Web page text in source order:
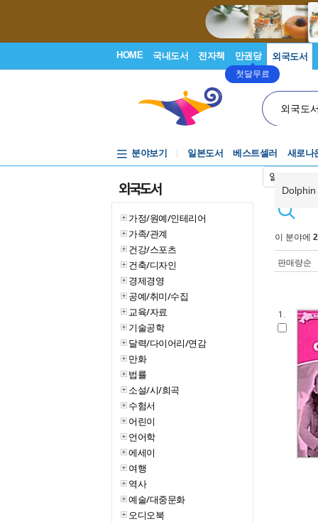
HOME 국내도서 전자책 만권당
첫달무료
외국도서
외국도
일본어입력
분야보기 일본도서 베스트셀러 새로나
외국도서
가정/원예/인테리어
가족/관계
건강/스포츠
건축/디자인
경제경영
공예/취미/수집
교육/자료
기술공학
달력/다이어리/연감
만화
법률
소설/시/희곡
수험서
어린이
언어학
에세이
여행
역사
예술/대중문화
오디오북
이 분야에
판매량순
1.